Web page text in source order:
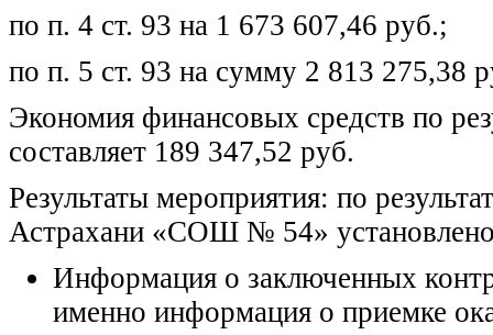
по п. 4 ст. 93 на 1 673 607,46 руб.;
по п. 5 ст. 93 на сумму 2 813 275,38
Экономия финансовых средств по
составляет 189 347,52 руб.
Результаты мероприятия: по
Астрахани «СОШ № 54»
Информация о заключенных
именно информация о приемке